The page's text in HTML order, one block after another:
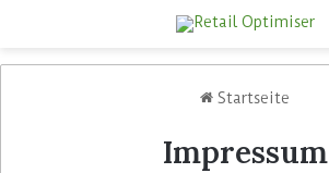
Startseite
Impressum